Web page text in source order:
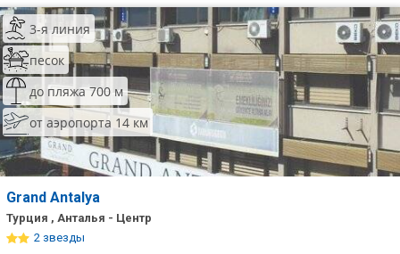
3-я линия
песок
до пляжа 700 м
от аэропорта 14 км
Grand Antalya
Турция , Анталья - Центр
2 звезды